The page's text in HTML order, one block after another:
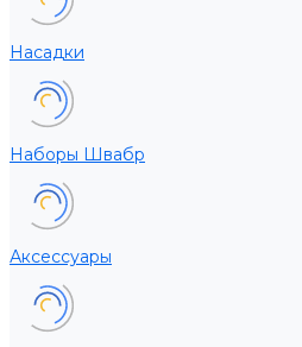
Насадки
Наборы Швабр
Аксессуары